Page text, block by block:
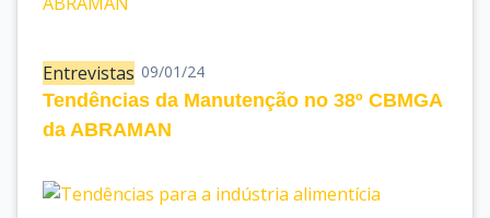
Entrevistas 09/01/24
Tendências da Manutenção no 38º CBMGA
da ABRAMAN